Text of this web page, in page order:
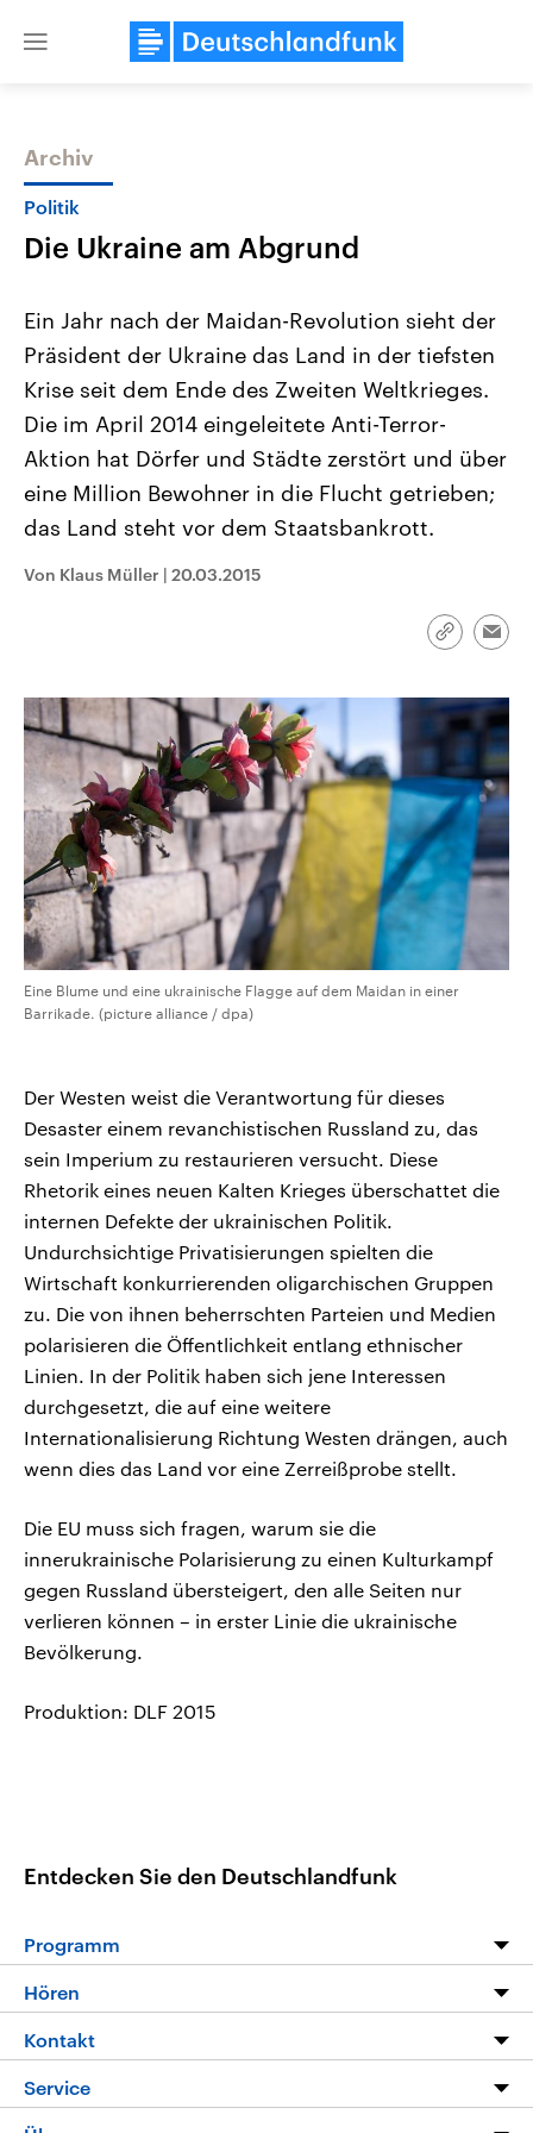
Close
Themen
Landtagswahl Sachsen-Anhalt
2026
Alle Informationen
Sachsen-Anhalt wählt am 6.
September 2026 einen neuen
Bundesland von einer Koalition aus
Umfragen, Prognosen,
Wahlprogramme, aktuelle Berichte
USA
Aktuelle Beiträge,
Hintergründe
Wirtschaftlich und
gehören die Vereinigten
den mächtigsten Ländern
mit großem Einfluss auf
Archiv
Politik
Die Ukraine am Abgrund
Ein Jahr nach der Maidan-Revolution sieht der
Präsident der Ukraine das Land in der tiefsten
Krise seit dem Ende des Zweiten Weltkrieges.
Die im April 2014 eingeleitete Anti-Terror-
Aktion hat Dörfer und Städte zerstört und über
eine Million Bewohner in die Flucht getrieben;
das Land steht vor dem Staatsbankrott.
Von Klaus Müller | 20.03.2015
Link
Eine Blume und eine ukrainische Flagge auf dem Maidan in einer
Barrikade. (picture alliance / dpa)
Der Westen weist die Verantwortung für dieses
Desaster einem revanchistischen Russland zu, das
sein Imperium zu restaurieren versucht. Diese
Rhetorik eines neuen Kalten Krieges überschattet die
internen Defekte der ukrainischen Politik.
Undurchsichtige Privatisierungen spielten die
Wirtschaft konkurrierenden oligarchischen Gruppen
zu. Die von ihnen beherrschten Parteien und Medien
polarisieren die Öffentlichkeit entlang ethnischer
Linien. In der Politik haben sich jene Interessen
durchgesetzt, die auf eine weitere
Internationalisierung Richtung Westen drängen, auch
wenn dies das Land vor eine Zerreißprobe stellt.
Die EU muss sich fragen, warum sie die
innerukrainische Polarisierung zu einen Kulturkampf
gegen Russland übersteigert, den alle Seiten nur
verlieren können – in erster Linie die ukrainische
Bevölkerung.
Produktion: DLF 2015
Entdecken Sie den Deutschlandfunk
Programm
Programm
Die Nachrichten
Nachrichtenleicht
Hören
Livestream
Podcasts
Kontakt
Hörerservice
Service